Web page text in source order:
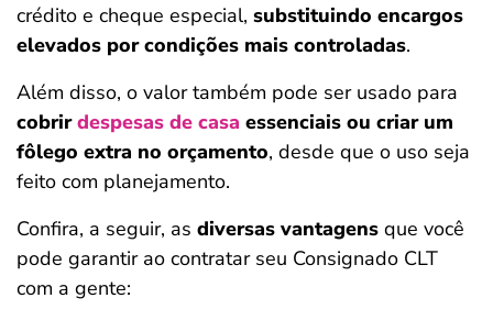
crédito e cheque especial, substituindo encargos
elevados por condições mais controladas.
Além disso, o valor também pode ser usado para
cobrirdespesas de casa essenciais ou criar um
fôlego extra no orçamento, desde que o uso seja
feito com planejamento.
Confira, a seguir, as diversas vantagens que você
pode garantir ao contratar seu Consignado CLT
com a gente: